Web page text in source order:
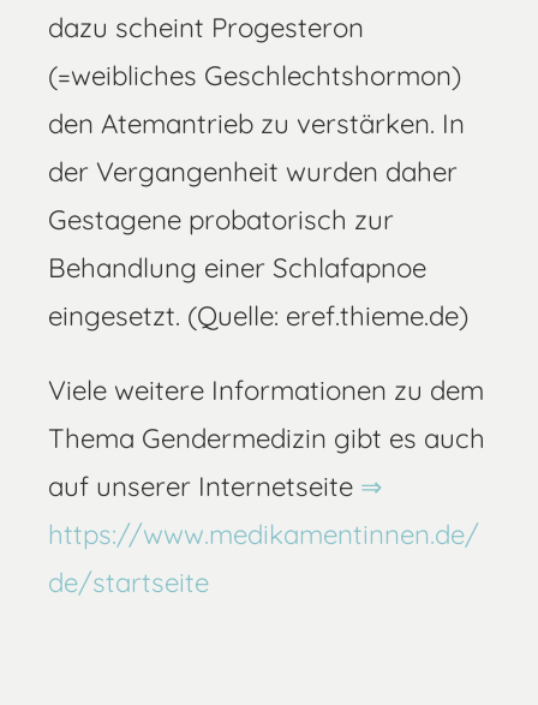
dazu scheint Progesteron
(=weibliches Geschlechtshormon)
den Atemantrieb zu verstärken. In
der Vergangenheit wurden daher
Gestagene probatorisch zur
Behandlung einer Schlafapnoe
eingesetzt. (Quelle: eref.thieme.de)
Viele weitere Informationen zu dem
Thema Gendermedizin gibt es auch
auf unserer Internetseite
https://www.medikamentinnen.de/
de/startseite